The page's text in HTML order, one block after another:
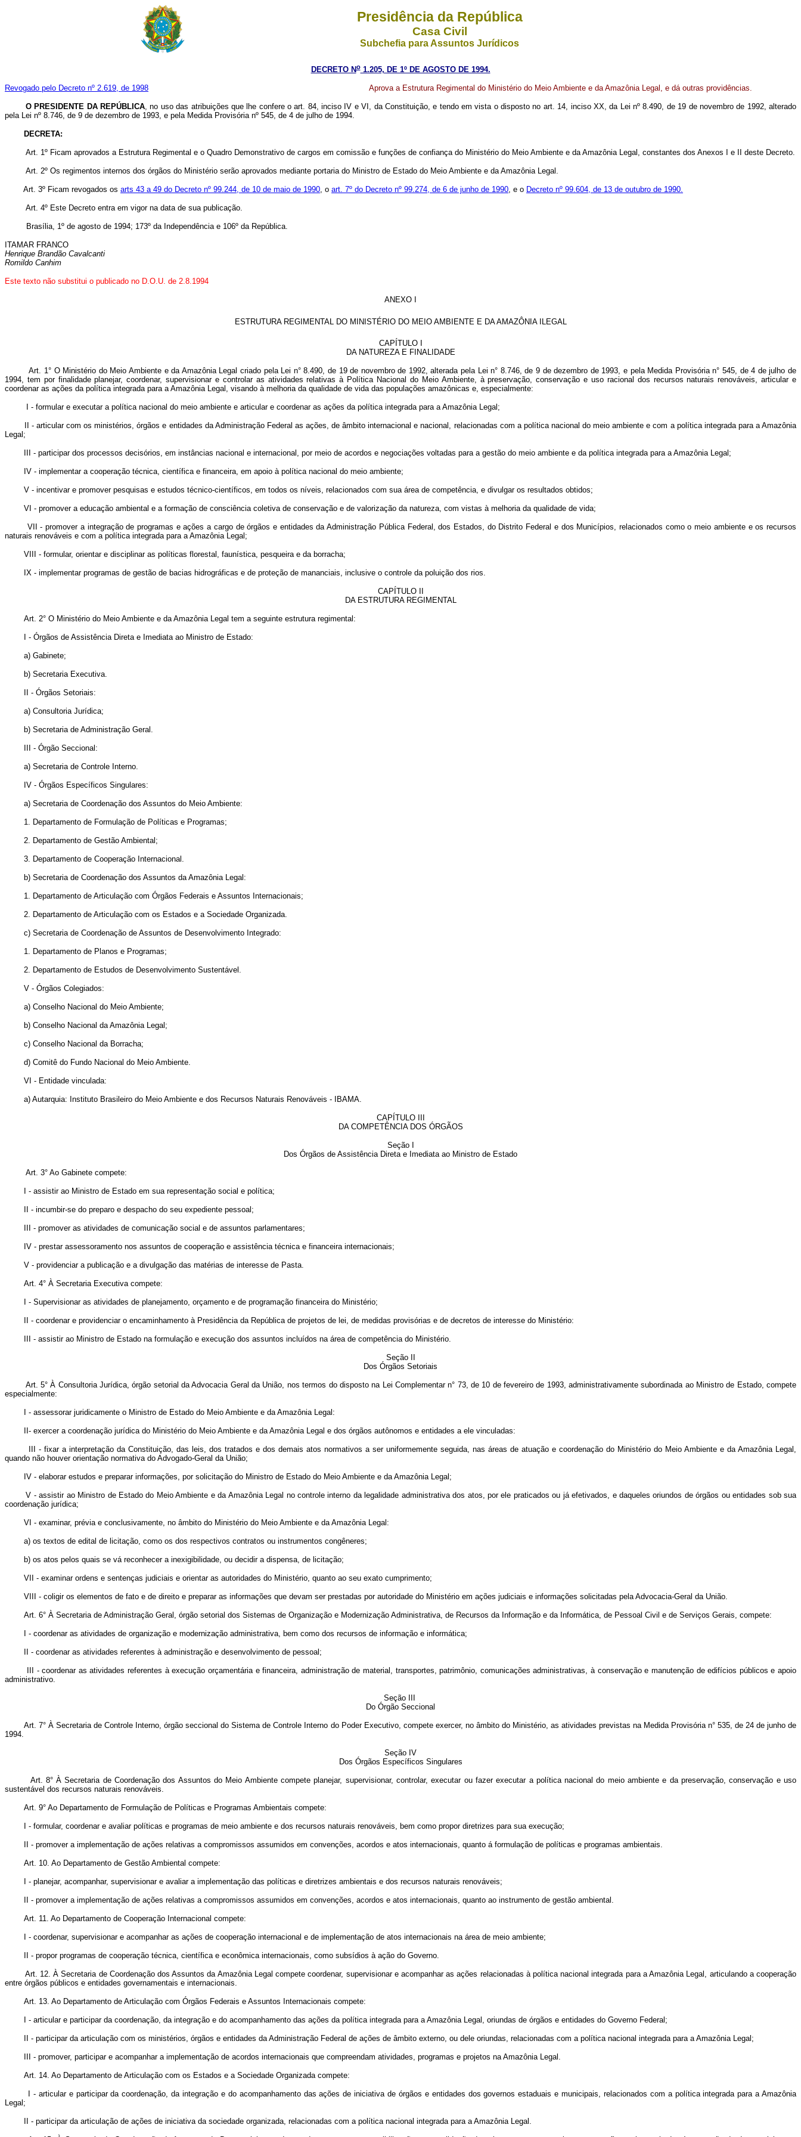
Presidência da República
Casa Civil
Subchefia para Assuntos Jurídicos
DECRETO No1.205, DE 1º DE AGOSTO DE 1994.
Revogado pelo Decreto nº 2.619, de 1998 Aprova a Estrutura Regimental do Ministério do Meio Ambiente e da Amazônia Legal, e dá outras providências.
O PRESIDENTE DA REPÚBLICA, no uso das atribuições que lhe confere o art. 84, inciso IV e VI, da Constituição, e tendo em vista o disposto no art. 14, inciso XX, da Lei nº 8.490, de 19 de novembro de 1992, alterado
pela Lei nº 8.746, de 9 de dezembro de 1993, e pela Medida Provisória nº 545, de 4 de julho de 1994.
DECRETA:
Art. 1º Ficam aprovados a Estrutura Regimental e o Quadro Demonstrativo de cargos em comissão e funções de confiança do Ministério do Meio Ambiente e da Amazônia Legal, constantes dos Anexos I e II deste Decreto.
Art. 2º Os regimentos internos dos órgãos do Ministério serão aprovados mediante portaria do Ministro de Estado do Meio Ambiente e da Amazônia Legal.
Art. 3º Ficam revogados os arts 43 a 49 do Decreto nº 99.244, de 10 de maio de 1990, o art. 7º do Decreto nº 99.274, de 6 de junho de 1990, e o Decreto nº 99.604, de 13 de outubro de 1990.
Art. 4º Este Decreto entra em vigor na data de sua publicação.
Brasília, 1º de agosto de 1994; 173º da Independência e 106º da República.
ITAMAR FRANCO
Henrique Brandão Cavalcanti
Romildo Canhim
Este texto não substitui o publicado no D.O.U. de 2.8.1994
ANEXO I
ESTRUTURA REGIMENTAL DO MINISTÉRIO DO MEIO AMBIENTE E DA AMAZÔNIA ILEGAL
CAPÍTULO I
DA NATUREZA E FINALIDADE
Art. 1° O Ministério do Meio Ambiente e da Amazônia Legal criado pela Lei n° 8.490, de 19 de novembro de 1992, alterada pela Lei n° 8.746, de 9 de dezembro de 1993, e pela Medida Provisória n° 545, de 4 de julho de
1994, tem por finalidade planejar, coordenar, supervisionar e controlar as atividades relativas à Política Nacional do Meio Ambiente, à preservação, conservação e uso racional dos recursos naturais renováveis, articular e
coordenar as ações da política integrada para a Amazônia Legal, visando à melhoria da qualidade de vida das populações amazônicas e, especialmente:
I - formular e executar a política nacional do meio ambiente e articular e coordenar as ações da política integrada para a Amazônia Legal;
II - articular com os ministérios, órgãos e entidades da Administração Federal as ações, de âmbito internacional e nacional, relacionadas com a política nacional do meio ambiente e com a política integrada para a Amazônia
Legal;
III - participar dos processos decisórios, em instâncias nacional e internacional, por meio de acordos e negociações voltadas para a gestão do meio ambiente e da política integrada para a Amazônia Legal;
IV - implementar a cooperação técnica, científica e financeira, em apoio à política nacional do meio ambiente;
V - incentivar e promover pesquisas e estudos técnico-científicos, em todos os níveis, relacionados com sua área de competência, e divulgar os resultados obtidos;
VI - promover a educação ambiental e a formação de consciência coletiva de conservação e de valorização da natureza, com vistas à melhoria da qualidade de vida;
VII - promover a integração de programas e ações a cargo de órgãos e entidades da Administração Pública Federal, dos Estados, do Distrito Federal e dos Municípios, relacionados como o meio ambiente e os recursos
naturais renováveis e com a política integrada para a Amazônia Legal;
VIII - formular, orientar e disciplinar as políticas florestal, faunística, pesqueira e da borracha;
IX - implementar programas de gestão de bacias hidrográficas e de proteção de mananciais, inclusive o controle da poluição dos rios.
CAPÍTULO II
DA ESTRUTURA REGIMENTAL
Art. 2° O Ministério do Meio Ambiente e da Amazônia Legal tem a seguinte estrutura regimental:
I - Órgãos de Assistência Direta e Imediata ao Ministro de Estado:
a) Gabinete;
b) Secretaria Executiva.
II - Órgãos Setoriais:
a) Consultoria Jurídica;
b) Secretaria de Administração Geral.
III - Órgão Seccional:
a) Secretaria de Controle Interno.
IV - Órgãos Específicos Singulares:
a) Secretaria de Coordenação dos Assuntos do Meio Ambiente:
1. Departamento de Formulação de Políticas e Programas;
2. Departamento de Gestão Ambiental;
3. Departamento de Cooperação Internacional.
b) Secretaria de Coordenação dos Assuntos da Amazônia Legal:
1. Departamento de Articulação com Órgãos Federais e Assuntos Internacionais;
2. Departamento de Articulação com os Estados e a Sociedade Organizada.
c) Secretaria de Coordenação de Assuntos de Desenvolvimento Integrado:
1. Departamento de Planos e Programas;
2. Departamento de Estudos de Desenvolvimento Sustentável.
V - Órgãos Colegiados:
a) Conselho Nacional do Meio Ambiente;
b) Conselho Nacional da Amazônia Legal;
c) Conselho Nacional da Borracha;
d) Comitê do Fundo Nacional do Meio Ambiente.
VI - Entidade vinculada:
a) Autarquia: Instituto Brasileiro do Meio Ambiente e dos Recursos Naturais Renováveis - IBAMA.
CAPÍTULO III
DA COMPETÊNCIA DOS ÓRGÃOS
Seção I
Dos Órgãos de Assistência Direta e Imediata ao Ministro de Estado
Art. 3° Ao Gabinete compete:
I - assistir ao Ministro de Estado em sua representação social e política;
II - incumbir-se do preparo e despacho do seu expediente pessoal;
III - promover as atividades de comunicação social e de assuntos parlamentares;
IV - prestar assessoramento nos assuntos de cooperação e assistência técnica e financeira internacionais;
V - providenciar a publicação e a divulgação das matérias de interesse de Pasta.
Art. 4° À Secretaria Executiva compete:
I - Supervisionar as atividades de planejamento, orçamento e de programação financeira do Ministério;
II - coordenar e providenciar o encaminhamento à Presidência da República de projetos de lei, de medidas provisórias e de decretos de interesse do Ministério:
III - assistir ao Ministro de Estado na formulação e execução dos assuntos incluídos na área de competência do Ministério.
Seção II
Dos Órgãos Setoriais
Art. 5° À Consultoria Jurídica, órgão setorial da Advocacia Geral da União, nos termos do disposto na Lei Complementar n° 73, de 10 de fevereiro de 1993, administrativamente subordinada ao Ministro de Estado, compete
especialmente:
I - assessorar juridicamente o Ministro de Estado do Meio Ambiente e da Amazônia Legal:
II- exercer a coordenação jurídica do Ministério do Meio Ambiente e da Amazônia Legal e dos órgãos autônomos e entidades a ele vinculadas:
III - fixar a interpretação da Constituição, das leis, dos tratados e dos demais atos normativos a ser uniformemente seguida, nas áreas de atuação e coordenação do Ministério do Meio Ambiente e da Amazônia Legal,
quando não houver orientação normativa do Advogado-Geral da União;
IV - elaborar estudos e preparar informações, por solicitação do Ministro de Estado do Meio Ambiente e da Amazônia Legal;
V - assistir ao Ministro de Estado do Meio Ambiente e da Amazônia Legal no controle interno da legalidade administrativa dos atos, por ele praticados ou já efetivados, e daqueles oriundos de órgãos ou entidades sob sua
coordenação jurídica;
VI - examinar, prévia e conclusivamente, no âmbito do Ministério do Meio Ambiente e da Amazônia Legal:
a) os textos de edital de licitação, como os dos respectivos contratos ou instrumentos congêneres;
b) os atos pelos quais se vá reconhecer a inexigibilidade, ou decidir a dispensa, de licitação;
VII - examinar ordens e sentenças judiciais e orientar as autoridades do Ministério, quanto ao seu exato cumprimento;
VIII - coligir os elementos de fato e de direito e preparar as informações que devam ser prestadas por autoridade do Ministério em ações judiciais e informações solicitadas pela Advocacia-Geral da União.
Art. 6° À Secretaria de Administração Geral, órgão setorial dos Sistemas de Organização e Modernização Administrativa, de Recursos da Informação e da Informática, de Pessoal Civil e de Serviços Gerais, compete:
I - coordenar as atividades de organização e modernização administrativa, bem como dos recursos de informação e informática;
II - coordenar as atividades referentes à administração e desenvolvimento de pessoal;
III - coordenar as atividades referentes à execução orçamentária e financeira, administração de material, transportes, patrimônio, comunicações administrativas, à conservação e manutenção de edifícios públicos e apoio
administrativo.
Seção III
Do Órgão Seccional
Art. 7° À Secretaria de Controle Interno, órgão seccional do Sistema de Controle Interno do Poder Executivo, compete exercer, no âmbito do Ministério, as atividades previstas na Medida Provisória n° 535, de 24 de junho de
1994.
Seção IV
Dos Órgãos Específicos Singulares
Art. 8° À Secretaria de Coordenação dos Assuntos do Meio Ambiente compete planejar, supervisionar, controlar, executar ou fazer executar a política nacional do meio ambiente e da preservação, conservação e uso
sustentável dos recursos naturais renováveis.
Art. 9° Ao Departamento de Formulação de Políticas e Programas Ambientais compete:
I - formular, coordenar e avaliar políticas e programas de meio ambiente e dos recursos naturais renováveis, bem como propor diretrizes para sua execução;
II - promover a implementação de ações relativas a compromissos assumidos em convenções, acordos e atos internacionais, quanto á formulação de políticas e programas ambientais.
Art. 10. Ao Departamento de Gestão Ambiental compete:
I - planejar, acompanhar, supervisionar e avaliar a implementação das políticas e diretrizes ambientais e dos recursos naturais renováveis;
II - promover a implementação de ações relativas a compromissos assumidos em convenções, acordos e atos internacionais, quanto ao instrumento de gestão ambiental.
Art. 11. Ao Departamento de Cooperação Internacional compete:
I - coordenar, supervisionar e acompanhar as ações de cooperação internacional e de implementação de atos internacionais na área de meio ambiente;
II - propor programas de cooperação técnica, científica e econômica internacionais, como subsídios à ação do Governo.
Art. 12. À Secretaria de Coordenação dos Assuntos da Amazônia Legal compete coordenar, supervisionar e acompanhar as ações relacionadas à política nacional integrada para a Amazônia Legal, articulando a cooperação
entre órgãos públicos e entidades governamentais e internacionais.
Art. 13. Ao Departamento de Articulação com Órgãos Federais e Assuntos Internacionais compete:
I - articular e participar da coordenação, da integração e do acompanhamento das ações da política integrada para a Amazônia Legal, oriundas de órgãos e entidades do Governo Federal;
II - participar da articulação com os ministérios, órgãos e entidades da Administração Federal de ações de âmbito externo, ou dele oriundas, relacionadas com a política nacional integrada para a Amazônia Legal;
III - promover, participar e acompanhar a implementação de acordos internacionais que compreendam atividades, programas e projetos na Amazônia Legal.
Art. 14. Ao Departamento de Articulação com os Estados e a Sociedade Organizada compete:
I - articular e participar da coordenação, da integração e do acompanhamento das ações de iniciativa de órgãos e entidades dos governos estaduais e municipais, relacionados com a política integrada para a Amazônia
Legal;
II - participar da articulação de ações de iniciativa da sociedade organizada, relacionadas com a política nacional integrada para a Amazônia Legal.